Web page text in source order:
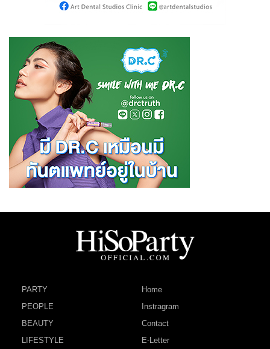
PARTY
PEOPLE
BEAUTY
LIFESTYLE
Home
Instragram
Contact
E-Letter